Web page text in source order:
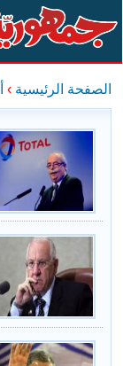
الصفحة الرئيسية ›